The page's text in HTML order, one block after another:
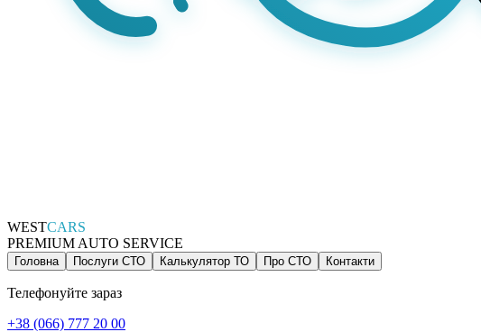
WESTCARS
PREMIUM AUTO SERVICE
Головна Послуги СТО Калькулятор ТО Про СТО Контакти
Телефонуйте зараз
+38 (066) 777 20 00